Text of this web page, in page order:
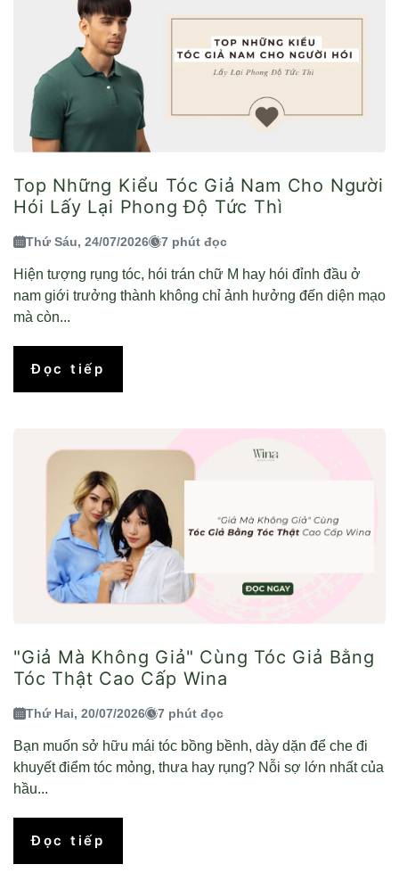
Top Những Kiểu Tóc Giả Nam Cho Người
Hói Lấy Lại Phong Độ Tức Thì
Thứ Sáu, 24/07/2026 7 phút đọc
Hiện tượng rụng tóc, hói trán chữ M hay hói đỉnh đầu ở
nam giới trưởng thành không chỉ ảnh hưởng đến diện mạo
mà còn...
Đọc tiếp
"Giả Mà Không Giả" Cùng Tóc Giả Bằng
Tóc Thật Cao Cấp Wina
Thứ Hai, 20/07/2026 7 phút đọc
Bạn muốn sở hữu mái tóc bồng bềnh, dày dặn để che đi
khuyết điểm tóc mỏng, thưa hay rụng? Nỗi sợ lớn nhất của
hầu...
Đọc tiếp